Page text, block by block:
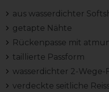
aus wasserdichter
getapte Nähte
Rückenpasse mit
taillierte Passform
wasserdichter 2-Wege-
verdeckte seitliche